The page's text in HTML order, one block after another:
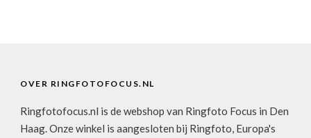
OVER RINGFOTOFOCUS.NL
Ringfotofocus.nl is de webshop van Ringfoto Focus in Den
Haag. Onze winkel is aangesloten bij Ringfoto, Europa's